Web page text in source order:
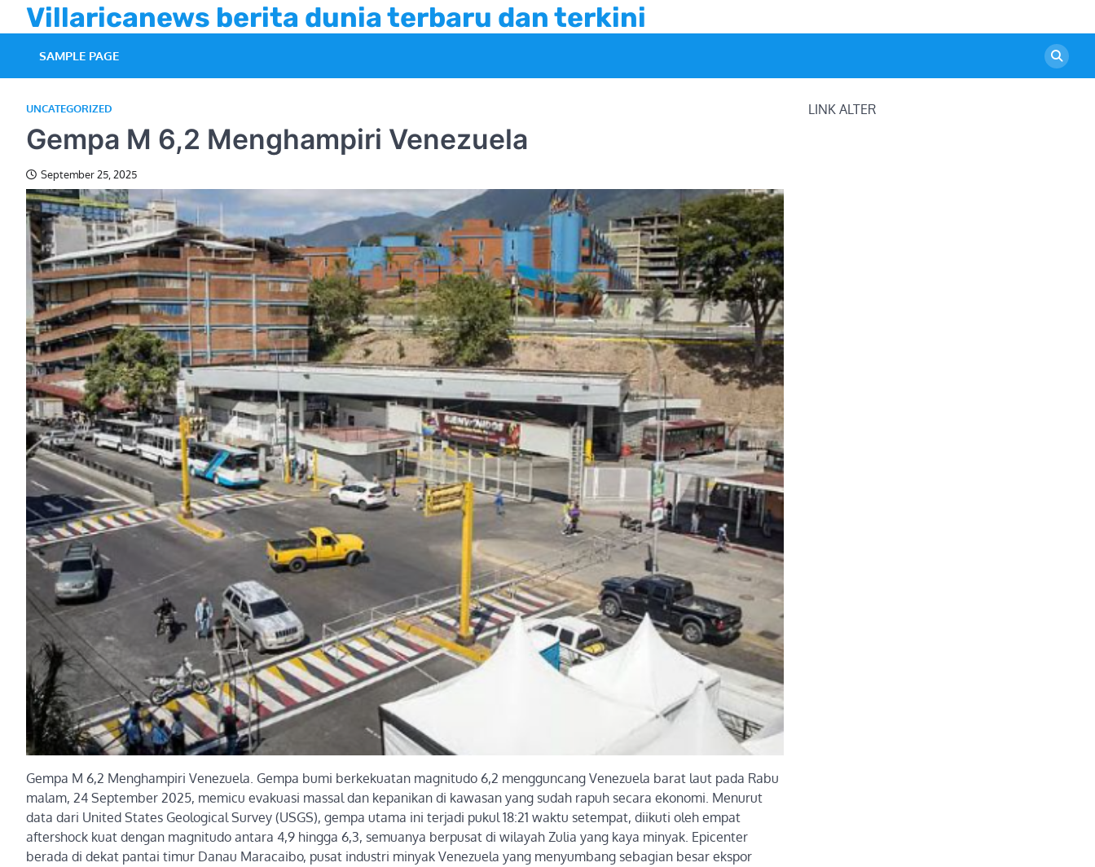
content
Villaricanews berita dunia terbaru dan terkini
SAMPLE PAGE
UNCATEGORIZED
Gempa M 6,2 Menghampiri Venezuela
September 25, 2025
Gempa M 6,2 Menghampiri Venezuela. Gempa bumi berkekuatan magnitudo 6,2 mengguncang Venezuela barat laut pada Rabu
malam, 24 September 2025, memicu evakuasi massal dan kepanikan di kawasan yang sudah rapuh secara ekonomi. Menurut
data dari United States Geological Survey (USGS), gempa utama ini terjadi pukul 18:21 waktu setempat, diikuti oleh empat
aftershock kuat dengan magnitudo antara 4,9 hingga 6,3, semuanya berpusat di wilayah Zulia yang kaya minyak. Epicenter
berada di dekat pantai timur Danau Maracaibo, pusat industri minyak Venezuela yang menyumbang sebagian besar ekspor
LINK ALTER